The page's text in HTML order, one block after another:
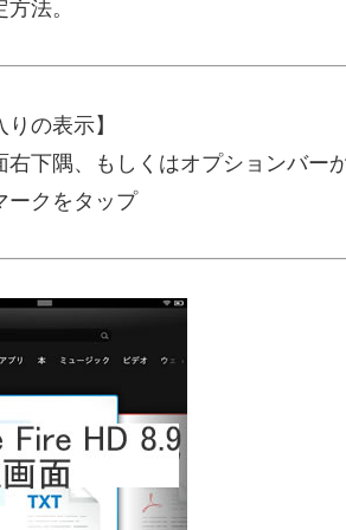
法。
りの表示】
右下隅、もしくはオプションバー
クをタップ